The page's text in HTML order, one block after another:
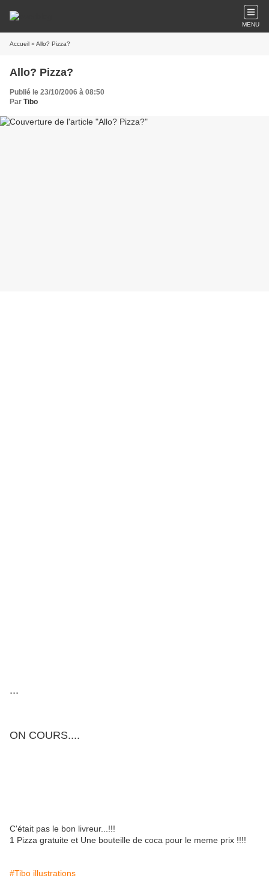
MENU
Accueil » Allo? Pizza?
Allo? Pizza?
Publié le 23/10/2006 à 08:50
Par Tibo
...
ON COURS....
C'était pas le bon livreur...!!!
1 Pizza gratuite et Une bouteille de coca pour le meme prix !!!!
#Tibo illustrations